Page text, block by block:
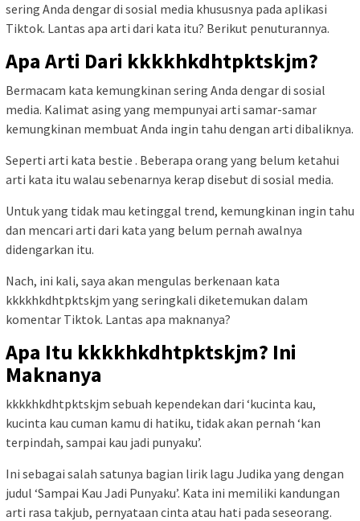
sering Anda dengar di sosial media khususnya pada aplikasi
Tiktok. Lantas apa arti dari kata itu? Berikut penuturannya.
Apa Arti Dari kkkkhkdhtpktskjm?
Bermacam kata kemungkinan sering Anda dengar di sosial
media. Kalimat asing yang mempunyai arti samar-samar
kemungkinan membuat Anda ingin tahu dengan arti dibaliknya.
Seperti arti kata bestie . Beberapa orang yang belum ketahui
arti kata itu walau sebenarnya kerap disebut di sosial media.
Untuk yang tidak mau ketinggal trend, kemungkinan ingin tahu
dan mencari arti dari kata yang belum pernah awalnya
didengarkan itu.
Nach, ini kali, saya akan mengulas berkenaan kata
kkkkhkdhtpktskjm yang seringkali diketemukan dalam
komentar Tiktok. Lantas apa maknanya?
Apa Itu kkkkhkdhtpktskjm? Ini
Maknanya
kkkkhkdhtpktskjm sebuah kependekan dari ‘kucinta kau,
kucinta kau cuman kamu di hatiku, tidak akan pernah ‘kan
terpindah, sampai kau jadi punyaku’.
Ini sebagai salah satunya bagian lirik lagu Judika yang dengan
judul ‘Sampai Kau Jadi Punyaku’. Kata ini memiliki kandungan
arti rasa takjub, pernyataan cinta atau hati pada seseorang.